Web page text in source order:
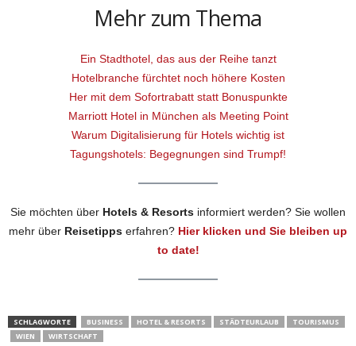
Mehr zum Thema
Ein Stadthotel, das aus der Reihe tanzt
Hotelbranche fürchtet noch höhere Kosten
Her mit dem Sofortrabatt statt Bonuspunkte
Marriott Hotel in München als Meeting Point
Warum Digitalisierung für Hotels wichtig ist
Tagungshotels: Begegnungen sind Trumpf!
Sie möchten über Hotels & Resorts informiert werden? Sie wollen
mehr über Reisetipps erfahren? Hier klicken und Sie bleiben up
to date!
SCHLAGWORTE BUSINESS HOTEL & RESORTS STÄDTEURLAUB
TOURISMUS
WIEN
WIRTSCHAFT